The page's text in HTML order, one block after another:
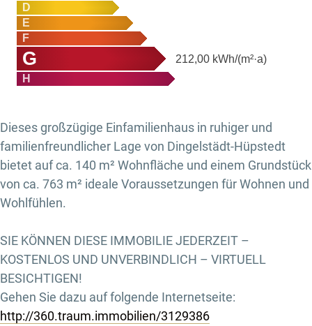
D
E
F
G 212,00 kWh/(m²·a)
H
Dieses großzügige Einfamilienhaus in ruhiger und
familienfreundlicher Lage von Dingelstädt-Hüpstedt
bietet auf ca. 140 m² Wohnfläche und einem Grundstück
von ca. 763 m² ideale Voraussetzungen für Wohnen und
Wohlfühlen.
SIE KÖNNEN DIESE IMMOBILIE JEDERZEIT –
KOSTENLOS UND UNVERBINDLICH – VIRTUELL
BESICHTIGEN!
Gehen Sie dazu auf folgende Internetseite:
http://360.traum.immobilien/3129386